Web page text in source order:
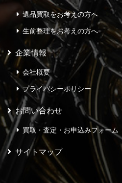
遺品買取をお考えの方へ
生前整理をお考えの方へ
企業情報
会社概要
プライバシーポリシー
お問い合わせ
買取・査定・お申込みフォーム
サイトマップ